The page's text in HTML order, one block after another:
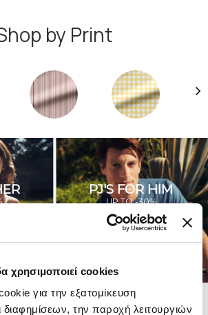
χρησιμοποιεί cookies
για την εξατομίκευση
διαφημίσεων, την παροχή λειτουργιών
by Print
PJ'S FOR HIM
UP TO -30%
SHOP SALE